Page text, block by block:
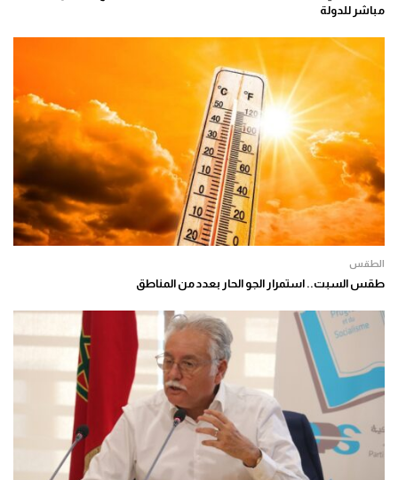
مباشر للدولة
الطقس
طقس السبت.. استمرار الجو الحار بعدد من المناطق